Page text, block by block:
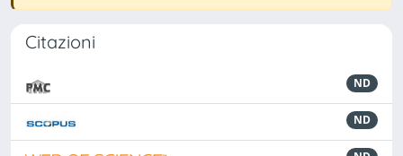
Citazioni
ND
ND